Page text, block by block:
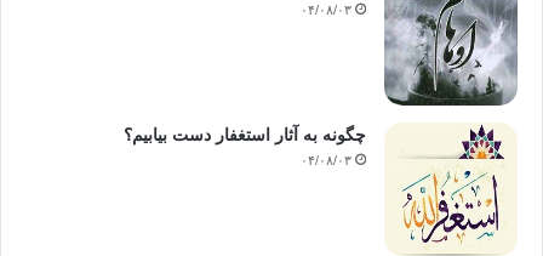
۰۴/۰۸/۰۳
چگونه به آثار استغفار دست بیابیم؟
۰۴/۰۸/۰۳